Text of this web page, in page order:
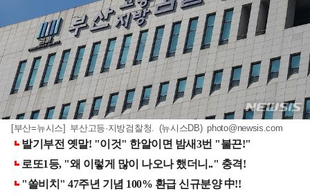
[부산=뉴시스] 부산고등·지방검찰청. (뉴시스DB)photo@newsis.com